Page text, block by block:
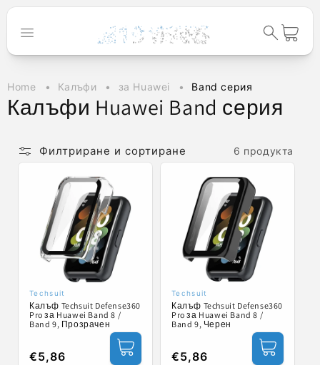
към
Количка
Home Калъфи за Huawei Band серия
К
л
Калъфи Huawei Band серия
Филтриране и сортиране 6 продукта
Доставчик:
Techsuit
Калъф Techsuit Defense360
Pro за Huawei Band 8 /
Band 9, Прозрачен
Обичайна
€5,86
Доставчик:
Techsuit
Калъф Techsuit Defense360
Pro за Huawei Band 8 /
Band 9, Черен
Обичайна
€5,86